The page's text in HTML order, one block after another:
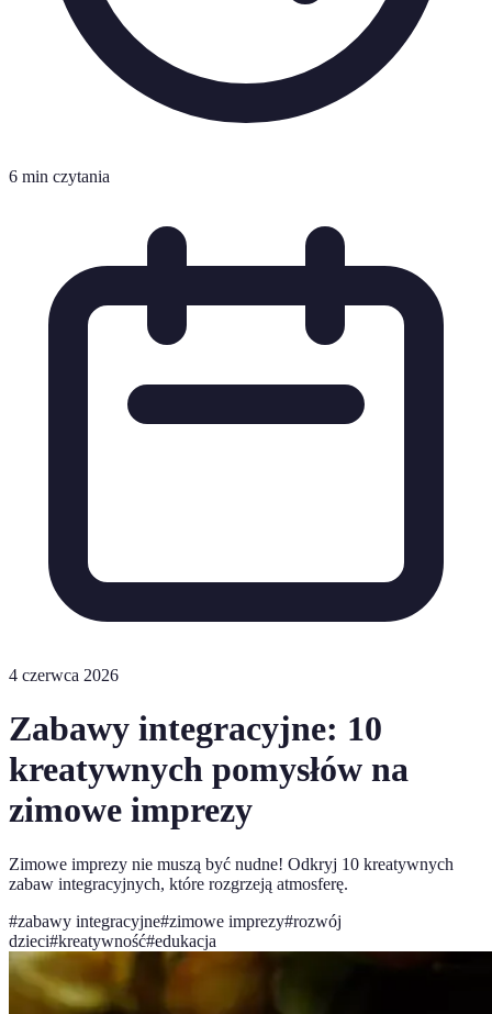
6 min czytania
4 czerwca 2026
Zabawy integracyjne: 10
kreatywnych pomysłów na
zimowe imprezy
Zimowe imprezy nie muszą być nudne! Odkryj 10 kreatywnych
zabaw integracyjnych, które rozgrzeją atmosferę.
#zabawy integracyjne#zimowe imprezy#rozwój
dzieci#kreatywność#edukacja